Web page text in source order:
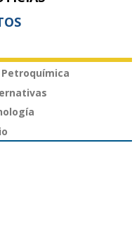
Petroquímica